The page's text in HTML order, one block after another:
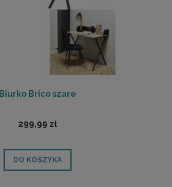
Biurko Brico szare
299,99 zł
DO KOSZYKA